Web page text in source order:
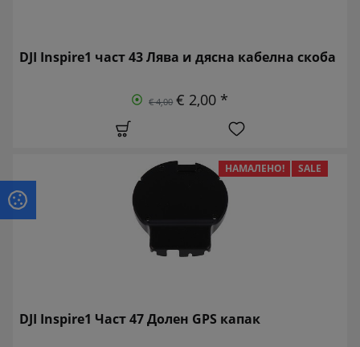
DJI Inspire1 част 43 Лява и дясна кабелна скоба
€ 4,00 € 2,00 *
НАМАЛЕНО! SALE
DJI Inspire1 Част 47 Долен GPS капак